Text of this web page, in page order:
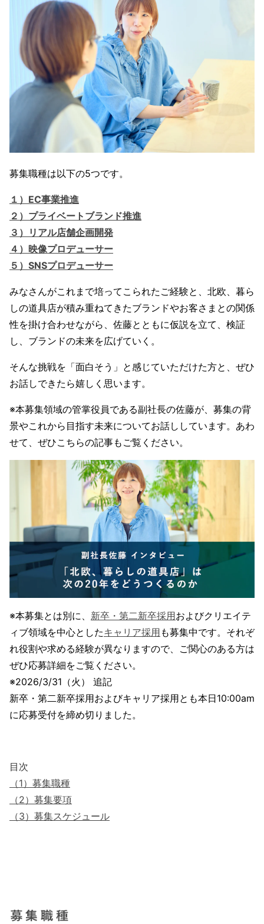
募集職種は以下の5つです。
１）EC事業推進
２）プライベートブランド推進
３）リアル店舗企画開発
４）映像プロデューサー
５）SNSプロデューサー
みなさんがこれまで培ってこられたご経験と、北欧、暮ら
しの道具店が積み重ねてきたブランドやお客さまとの関係
性を掛け合わせながら、佐藤とともに仮説を立て、検証
し、ブランドの未来を広げていく。
そんな挑戦を「面白そう」と感じていただけた方と、ぜひ
お話しできたら嬉しく思います。
※本募集領域の管掌役員である副社長の佐藤が、募集の背
景やこれから目指す未来についてお話ししています。あわ
せて、ぜひこちらの記事もご覧ください。
※本募集とは別に、 新卒・第二新卒採用およびクリエイテ
ィブ領域を中心としたキャリア採用 も募集中です。それぞ
れ役割や求める経験が異なりますので、ご関心のある方は
ぜひ応募詳細をご覧ください。
※2026/3/31（火） 追記
新卒・第二新卒採用およびキャリア採用とも本日10:00am
に応募受付を締め切りました。
目次
（1） 募集職種
（2）募集要項
（3）募集スケジュール